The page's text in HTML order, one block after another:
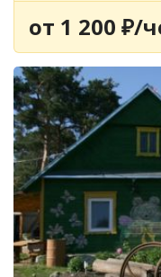
от 1 200 ₽/
База отдыха